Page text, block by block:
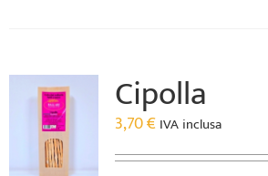
Cipolla
3,70€ IVA inclusa